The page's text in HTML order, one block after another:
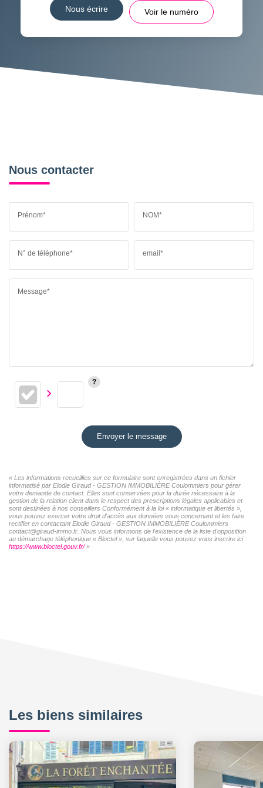
Nous écrire Voir le numéro
Nous contacter
Prénom* NOM*
N° de téléphone* email*
Message*
Envoyer le message
« Les informations recueillies sur ce formulaire sont enregistrées dans un fichier
informatisé par Elodie Giraud - GESTION IMMOBILIÈRE Coulommiers pour gérer
votre demande de contact. Elles sont conservées pour la durée nécessaire à la
gestion de la relation client dans le respect des prescriptions légales applicables et
sont destinées à nos conseillers Conformément à la loi « informatique et libertés »,
vous pouvez exercer votre droit d'accès aux données vous concernant et les faire
rectifier en contactant Elodie Giraud - GESTION IMMOBILIÈRE Coulommiers
contact@giraud-immo.fr. Nous vous informons de l'existence de la liste d'opposition
au démarchage téléphonique « Bloctel », sur laquelle vous pouvez vous inscrire ici :
https://www.bloctel.gouv.fr/»
Les biens similaires